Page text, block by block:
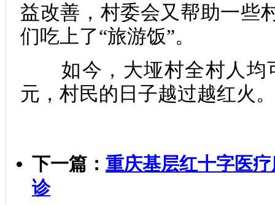
益改善，村委会又帮助一些
们吃上了“旅游饭”。
如今，大垭村全村人均
元，村民的日子越过越红火。
下一篇： 重庆基层红十字医
诊